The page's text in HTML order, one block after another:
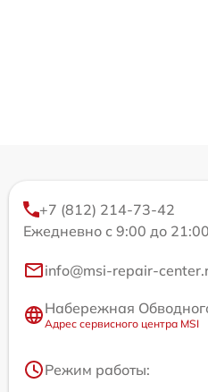
+7 (812) 214-73-42
Ежедневно с 9:00 до 21:00
info@msi-repair-
Набережная
Адрес сервисного центра MSI
Режим работы: